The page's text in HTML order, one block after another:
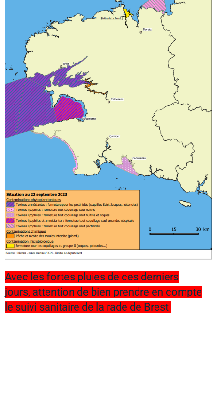
Avec les fortes pluies de ces derniers
jours, attention de bien prendre en compte
le suivi sanitaire de la rade de Brest